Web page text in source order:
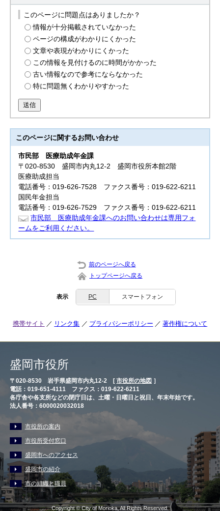
このページに問題点はありましたか？
情報が十分掲載されていなかった
ページの構成がわかりにくかった
文章や表現がわかりにくかった
この情報を見付けるのに時間がかかった
古い情報なので参考にならなかった
特に問題無くわかりやすかった
送信
このページに関するお問い合わせ
市民部
医療助成年金課
〒020-8530 盛岡市内丸12-2 盛岡市役所本館2階
医療助成担当
電話番号：019-626-7528 ファクス番号：019-622-6211
国民年金担当
電話番号：019-626-7529 ファクス番号：019-622-6211
市民部 医療助成年金課へのお問い合わせは専用フォ
ームをご利用ください。
前のページへ戻る
トップページへ戻る
表示 PC スマートフォン
携帯サイト リンク集 プライバシーポリシー 著作権について
盛岡市役所
〒020-8530 岩手県盛岡市内丸12-2 [ 市役所の地図 ］
電話：019-651-4111 ファクス：019-622-6211
各庁舎や各支所などの閉庁日は、土曜・日曜日と祝日、年末年始です。
法人番号：6000020032018
市役所の案内
市役所受付窓口
盛岡市へのアクセス
盛岡市の紹介
市の組織と職員
Copyright © City of Morioka, All Rights Reserved.